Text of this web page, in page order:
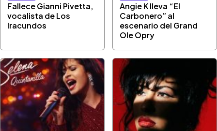
Fallece Gianni Pivetta,
vocalista de Los
Iracundos
Angie K lleva “El
Carbonero” al
escenario del Grand
Ole Opry